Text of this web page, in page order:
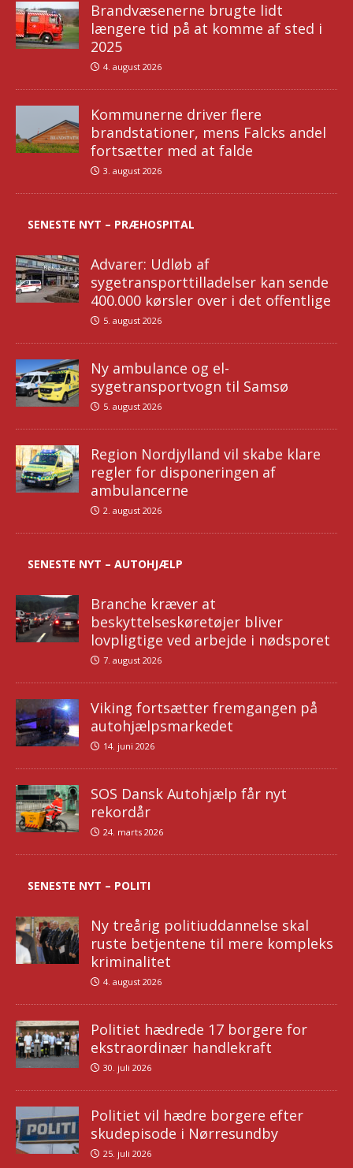
Brandvæsenerne brugte lidt
længere tid på at komme af sted i
2025
4. august 2026
Kommunerne driver flere
brandstationer, mens Falcks andel
fortsætter med at falde
3. august 2026
SENESTE NYT – PRÆHOSPITAL
Advarer: Udløb af
sygetransporttilladelser kan sende
400.000 kørsler over i det offentlige
5. august 2026
Ny ambulance og el-
sygetransportvogn til Samsø
5. august 2026
Region Nordjylland vil skabe klare
regler for disponeringen af
ambulancerne
2. august 2026
SENESTE NYT – AUTOHJÆLP
Branche kræver at
beskyttelseskøretøjer bliver
lovpligtige ved arbejde i nødsporet
7. august 2026
Viking fortsætter fremgangen på
autohjælpsmarkedet
14. juni 2026
SOS Dansk Autohjælp får nyt
rekordår
24. marts 2026
SENESTE NYT – POLITI
Ny treårig politiuddannelse skal
ruste betjentene til mere kompleks
kriminalitet
4. august 2026
Politiet hædrede 17 borgere for
ekstraordinær handlekraft
30. juli 2026
Politiet vil hædre borgere efter
skudepisode i Nørresundby
25. juli 2026